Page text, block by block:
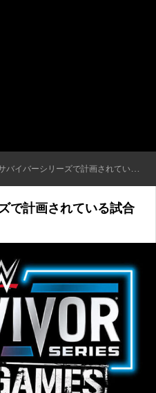
イバーシリーズで計画されている試合
で計画されている試合